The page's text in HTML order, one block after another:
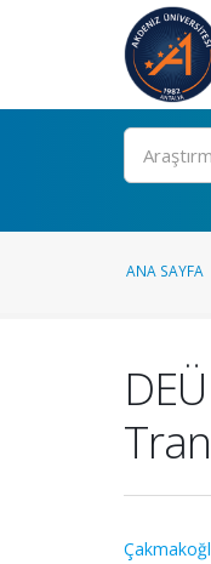
Ara
ANA SAYFA